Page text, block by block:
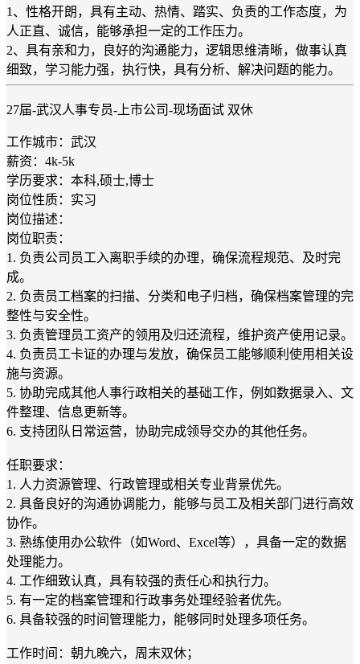
1、性格开朗，具有主动、热情、踏实、负责的工作态度，为
人正直、诚信，能够承担一定的工作压力。
2、具有亲和力，良好的沟通能力，逻辑思维清晰，做事认真
细致，学习能力强，执行快，具有分析、解决问题的能力。
27届-武汉人事专员-上市公司-现场面试 双休
工作城市：武汉
薪资：4k-5k
学历要求：本科,硕士,博士
岗位性质：实习
岗位描述：
岗位职责：
1. 负责公司员工入离职手续的办理，确保流程规范、及时完
成。
2. 负责员工档案的扫描、分类和电子归档，确保档案管理的完
整性与安全性。
3. 负责管理员工资产的领用及归还流程，维护资产使用记录。
4. 负责员工卡证的办理与发放，确保员工能够顺利使用相关设
施与资源。
5. 协助完成其他人事行政相关的基础工作，例如数据录入、文
件整理、信息更新等。
6. 支持团队日常运营，协助完成领导交办的其他任务。
任职要求：
1. 人力资源管理、行政管理或相关专业背景优先。
2. 具备良好的沟通协调能力，能够与员工及相关部门进行高效
协作。
3. 熟练使用办公软件（如Word、Excel等），具备一定的数据
处理能力。
4. 工作细致认真，具有较强的责任心和执行力。
5. 有一定的档案管理和行政事务处理经验者优先。
6. 具备较强的时间管理能力，能够同时处理多项任务。
工作时间：朝九晚六，周末双休；